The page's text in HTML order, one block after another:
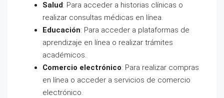
Salud: Para acceder a historias clínicas o
realizar consultas médicas en línea.
Educación: Para acceder a plataformas de
aprendizaje en línea o realizar trámites
académicos.
Comercio electrónico: Para realizar compras
en línea o acceder a servicios de comercio
electrónico.